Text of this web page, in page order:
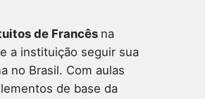
de Francês na
a instituição seguir sua
no Brasil. Com aulas
de base da